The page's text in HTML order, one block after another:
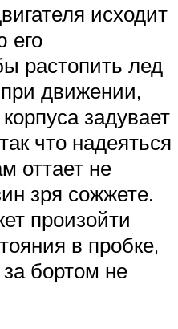
исходит
его
растопить лед
движении,
задувает
что надеяться
оттает не
зря сожжете.
произойти
в пробке,
бортом не